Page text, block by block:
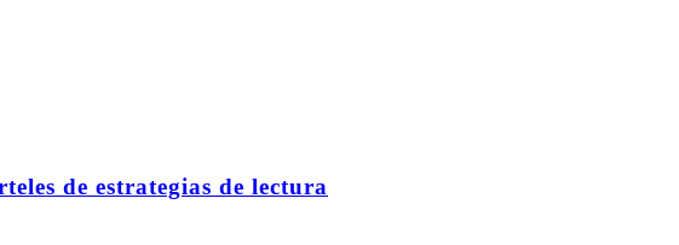
de estrategias de lectura